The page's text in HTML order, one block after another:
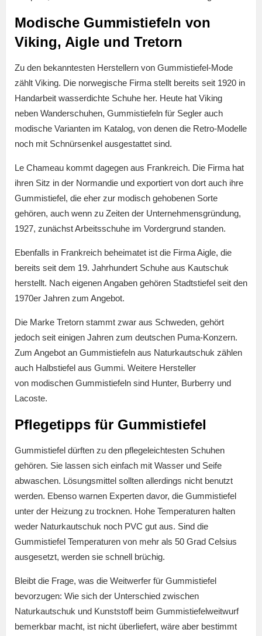
Modische Gummistiefeln von
Viking, Aigle und Tretorn
Zu den bekanntesten Herstellern von Gummistiefel-Mode
zählt Viking. Die norwegische Firma stellt bereits seit 1920 in
Handarbeit wasserdichte Schuhe her. Heute hat Viking
neben Wanderschuhen, Gummistiefeln für Segler auch
modische Varianten im Katalog, von denen die Retro-Modelle
noch mit Schnürsenkel ausgestattet sind.
Le Chameau kommt dagegen aus Frankreich. Die Firma hat
ihren Sitz in der Normandie und exportiert von dort auch ihre
Gummistiefel, die eher zur modisch gehobenen Sorte
gehören, auch wenn zu Zeiten der Unternehmensgründung,
1927, zunächst Arbeitsschuhe im Vordergrund standen.
Ebenfalls in Frankreich beheimatet ist die Firma Aigle, die
bereits seit dem 19. Jahrhundert Schuhe aus Kautschuk
herstellt. Nach eigenen Angaben gehören Stadtstiefel seit den
1970er Jahren zum Angebot.
Die Marke Tretorn stammt zwar aus Schweden, gehört
jedoch seit einigen Jahren zum deutschen Puma-Konzern.
Zum Angebot an Gummistiefeln aus Naturkautschuk zählen
auch Halbstiefel aus Gummi. Weitere Hersteller
von modischen Gummistiefeln sind Hunter, Burberry und
Lacoste.
Pflegetipps für Gummistiefel
Gummistiefel dürften zu den pflegeleichtesten Schuhen
gehören. Sie lassen sich einfach mit Wasser und Seife
abwaschen. Lösungsmittel sollten allerdings nicht benutzt
werden. Ebenso warnen Experten davor, die Gummistiefel
unter der Heizung zu trocknen. Hohe Temperaturen halten
weder Naturkautschuk noch PVC gut aus. Sind die
Gummistiefel Temperaturen von mehr als 50 Grad Celsius
ausgesetzt, werden sie schnell brüchig.
Bleibt die Frage, was die Weitwerfer für Gummistiefel
bevorzugen: Wie sich der Unterschied zwischen
Naturkautschuk und Kunststoff beim Gummistiefelweitwurf
bemerkbar macht, ist nicht überliefert, wäre aber bestimmt